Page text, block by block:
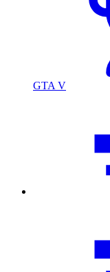
GTA V